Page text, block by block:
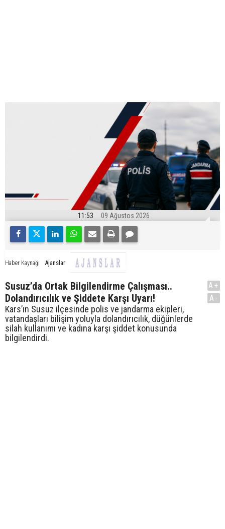
11:53 09 Ağustos 2026
Haber Kaynağı Ajanslar
Susuz’da Ortak Bilgilendirme Çalışması..
Dolandırıcılık ve Şiddete Karşı Uyarı!
Kars’ın Susuz ilçesinde polis ve jandarma ekipleri,
vatandaşları bilişim yoluyla dolandırıcılık, düğünlerde
silah kullanımı ve kadına karşı şiddet konusunda
bilgilendirdi.
A+
A-